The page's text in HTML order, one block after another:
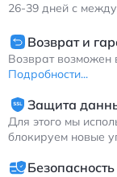
26-39 дней с
Возврат и
Возврат возможен
Подробности...
Защита
Для этого мы
блокируем новые